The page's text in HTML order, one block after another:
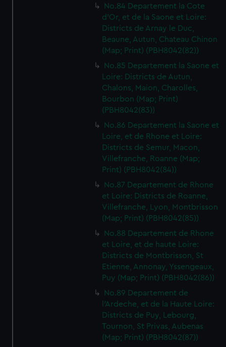
No.84 Departement la Cote
d'Or, et de la Saone et Loire:
Districts de Arnay le Duc,
Beaune, Autun, Chateau Chinon
(Map; Print) (PBH8042(82))
No.85 Departement la Saone et
Loire: Districts de Autun,
Chalons, Maion, Charolles,
Bourbon (Map; Print)
(PBH8042(83))
No.86 Departement la Saone et
Loire, et de Rhone et Loire:
Districts de Semur, Macon,
Villefranche, Roanne (Map;
Print) (PBH8042(84))
No.87 Departement de Rhone
et Loire: Districts de Roanne,
Villefranche, Lyon, Montbrisson
(Map; Print) (PBH8042(85))
No.88 Departement de Rhone
et Loire, et de haute Loire:
Districts de Montbrisson, St
Etienne, Annonay, Yssengeaux,
Puy (Map; Print) (PBH8042(86))
No.89 Departement de
l'Ardeche, et de la Haute Loire:
Districts de Puy, Lebourg,
Tournon, St Privas, Aubenas
(Map; Print) (PBH8042(87))